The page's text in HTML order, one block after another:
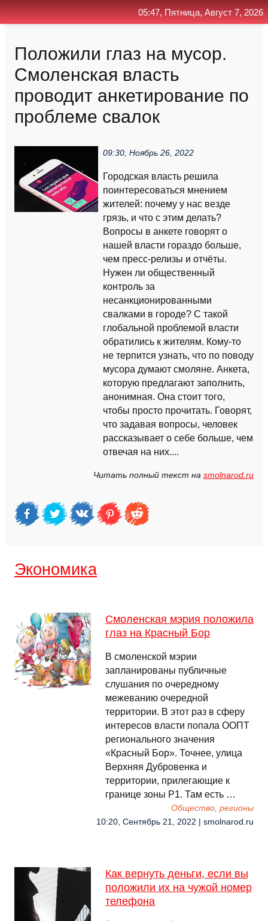
Положили глаз на мусор.
Смоленская власть
проводит анкетирование по
проблеме свалок
09:30, Ноябрь 26, 2022
Городская власть решила
поинтересоваться мнением
жителей: почему у нас везде
грязь, и что с этим делать?
Вопросы в анкете говорят о
нашей власти гораздо больше,
чем пресс-релизы и отчёты.
Нужен ли общественный
контроль за
несанкционированными
свалками в городе? С такой
глобальной проблемой власти
обратились к жителям. Кому-то
не терпится узнать, что по поводу
мусора думают смоляне. Анкета,
которую предлагают заполнить,
анонимная. Она стоит того,
чтобы просто прочитать. Говорят,
что задавая вопросы, человек
рассказывает о себе больше, чем
отвечая на них....
Читать полный текст на smolnarod.ru
Экономика
Смоленская мэрия положила
глаз на Красный Бор
В смоленской мэрии
запланированы публичные
слушания по очередному
межеванию очередной
территории. В этот раз в сферу
интересов власти попала ООПТ
регионального значения
«Красный Бор». Точнее, улица
Верхняя Дубровенка и
территории, прилегающие к
границе зоны Р1. Там есть …
Общество, регионы
10:20, Сентябрь 21, 2022 | smolnarod.ru
Как вернуть деньги, если вы
положили их на чужой номер
телефона
05:47, Пятница, Август 7, 2026